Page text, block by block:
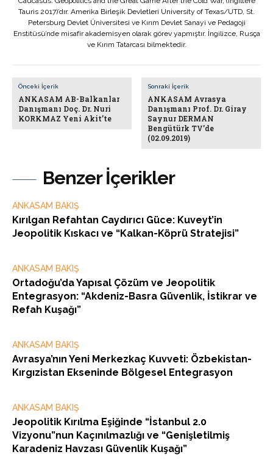
Benzer İçerikler
ANKASAM BAKIŞ
Kırılgan Refahtan Caydırıcı Güce: Kuveyt’in
Jeopolitik Kıskacı ve “Kalkan-Köprü Stratejisi”
ANKASAM BAKIŞ
Ortadoğu’da Yapısal Çözüm ve Jeopolitik
Entegrasyon: “Akdeniz-Basra Güvenlik, İstikrar ve
Refah Kuşağı”
ANKASAM BAKIŞ
Avrasya’nın Yeni Merkezkaç Kuvveti: Özbekistan-
Kırgızistan Ekseninde Bölgesel Entegrasyon
ANKASAM BAKIŞ
Jeopolitik Kırılma Eşiğinde “İstanbul 2.0
Vizyonu”nun Kaçınılmazlığı ve “Genişletilmiş
Karadeniz Havzası Güvenlik Kuşağı”
Tauris 2017)’dır. Amerika Birleşik Devletleri University of Texas/UTD, St.
Petersburg Devlet Üniversitesi ve Kırım Devlet Sanayi ve Pedagoji
Enstitüsü’nde misafir akademisyen olarak görev yapmıştır. İngilizce, Rusça
ve Kırım Tatarcası bilmektedir.
Önceki İçerik
ANKASAM AB-Balkanlar
Danışmanı Doç. Dr. Nuri
KORKMAZ Yeni Akit’te
Sonraki İçerik
ANKASAM Avrasya
Danışmanı Prof. Dr. Giray
Saynur DERMAN
Bengütürk TV’de
(02.09.2019)